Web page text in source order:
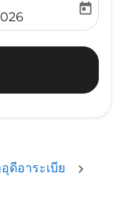
return-date-
today
ดีอาระเบีย